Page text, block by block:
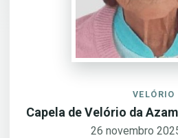
VELÓRIO
Capela de Velório da
26 novembro